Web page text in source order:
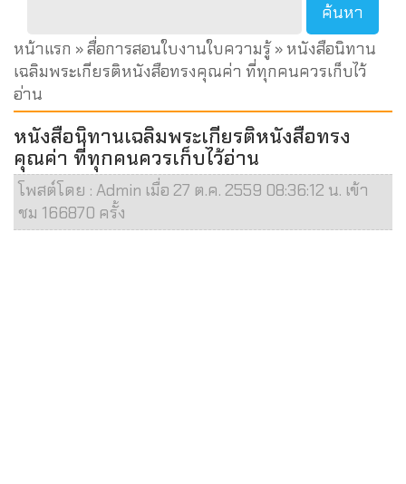
หน้าแรก »สื่อการสอนใบงานใบความรู้» หนังสือนิทาน
เฉลิมพระเกียรติหนังสือทรงคุณค่า ที่ทุกคนควรเก็บไว้
อ่าน
หนังสือนิทานเฉลิมพระเกียรติหนังสือทรง
คุณค่า ที่ทุกคนควรเก็บไว้อ่าน
โพสต์โดย : Admin เมื่อ 27 ต.ค. 2559 08:36:12 น. เข้า
ชม 166870 ครั้ง